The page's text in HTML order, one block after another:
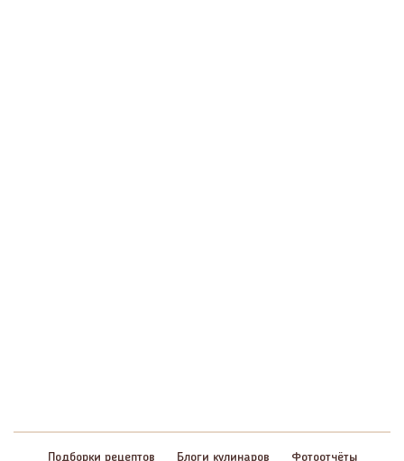
Подборки рецептов Блоги кулинаров Фотоотчёты